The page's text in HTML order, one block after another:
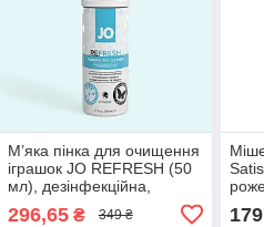
М’яка пінка для очищення
іграшок JO REFRESH (50
мл), дезінфекційна,
296,65₴ 349 ₴ 179